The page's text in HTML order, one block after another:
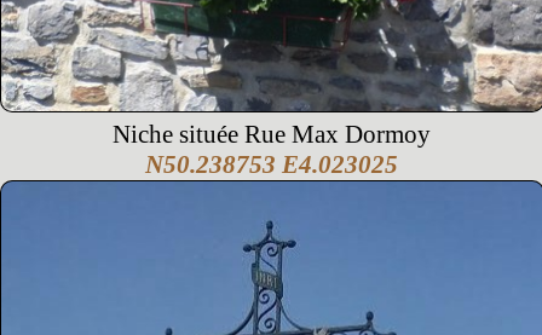
Niche située Rue Max Dormoy
N50.238753 E4.023025